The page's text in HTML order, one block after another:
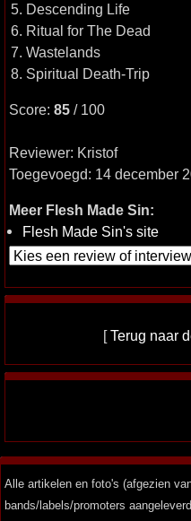
5. Descending Life
6. Ritual for The Dead
7. Wastelands
8. Spiritual Death-Trip
Score: 85 / 100
Reviewer: Kristof
Toegevoegd: 14 december
Meer Flesh Made Sin:
Flesh Made Sin's site
[Terug naar
Alle artikelen en foto's (afgezien
bands/labels/promoters